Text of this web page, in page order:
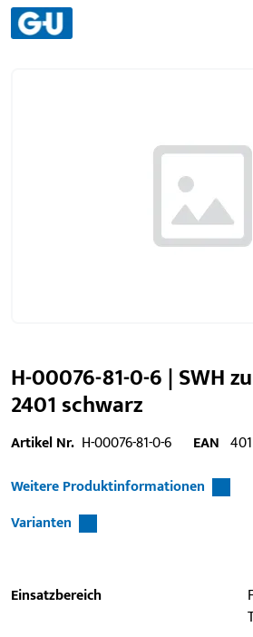
H-00076-81-0-6 | SWH
2401 schwarz
Artikel Nr. H-00076-81-0-6 EAN
Weitere Produktinformationen
Varianten
Einsatzbereich